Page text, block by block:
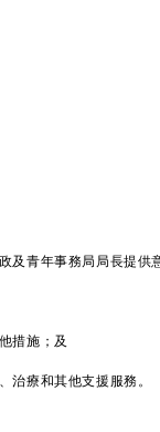
青年事務局局長提供
措施；及
治療和其他支援服務。